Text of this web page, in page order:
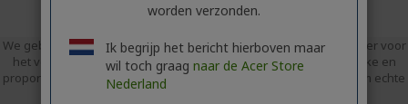
We gebruiken Trusted Shops als een onafhankelijke dienstverlener voor
het verzamelen van beoordelingen. Trusted Shops heeft redelijke en
proportionele maatregelen genomen om te garanderen dat het om echte
recensies gaat.
worden verzonden.
Ik begrijp het bericht hierboven maar
wil toch graag naar de Acer Store
Nederland